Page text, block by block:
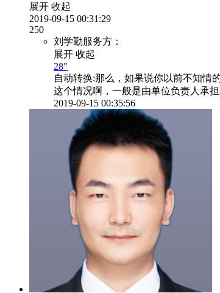
展开 收起
2019-09-15 00:31:29
250
刘学勤服务方：
展开 收起
28"
自动转换:那么，如果说你以前不知情
这个情况啊，一般是由单位负责人承
2019-09-15 00:35:56